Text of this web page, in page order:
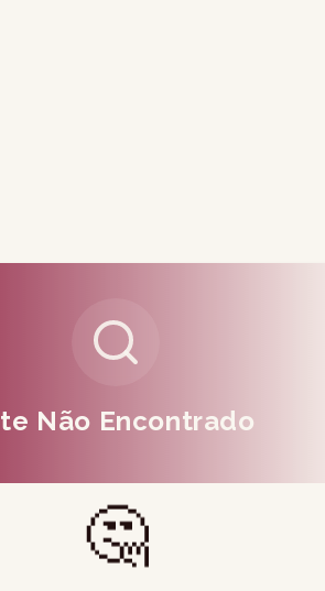
Não Encontrado
🤔